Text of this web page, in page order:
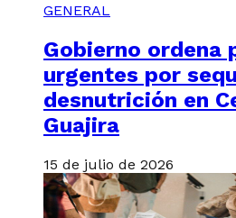
GENERAL
Gobierno ordena
urgentes por
desnutrición en
Guajira
15 de julio de 2026